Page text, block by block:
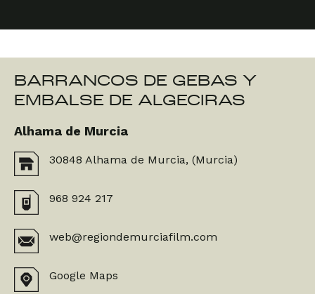
BARRANCOS DE GEBAS Y
EMBALSE DE ALGECIRAS
Alhama de Murcia
30848 Alhama de Murcia, (Murcia)
968 924 217
web@regiondemurciafilm.com
Google Maps